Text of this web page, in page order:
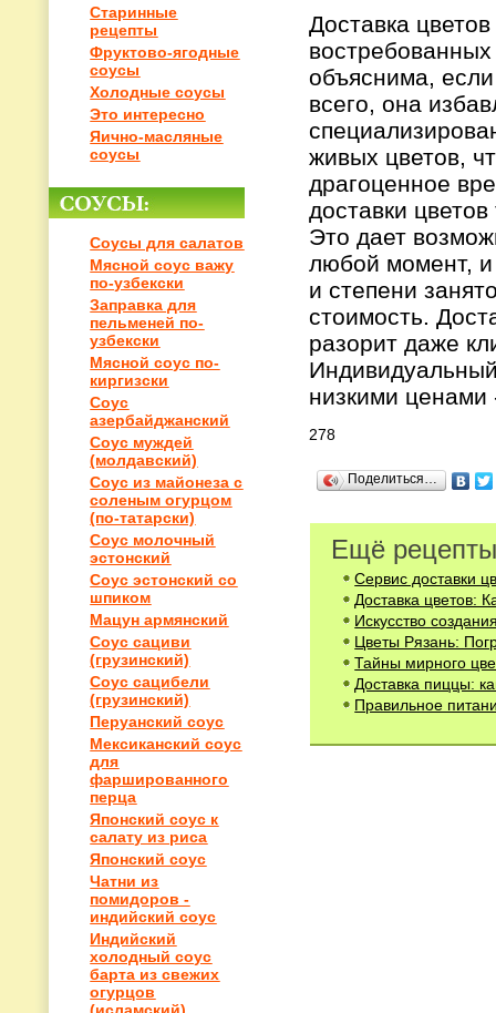
Старинные
рецепты
Фруктово-ягодные
соусы
Холодные соусы
Это интересно
Яично-масляные
соусы
Соусы для салатов
Мясной соус важу
по-узбекски
Заправка для
пельменей по-
узбекски
Мясной соус по-
киргизски
Соус
азербайджанский
Соус муждей
(молдавский)
Соус из майонеза с
соленым огурцом
(по-татарски)
Соус молочный
эстонский
Соус эстонский со
шпиком
Мацун армянский
Соус сациви
(грузинский)
Соус сацибели
(грузинский)
Перуанский соус
Мексиканский соус
для
фаршированного
перца
Японский соус к
салату из риса
Японский соус
Чатни из
помидоров -
индийский соус
Индийский
холодный соус
барта из свежих
огурцов
Доставка
востребованных
объяснима,
всего, она
живых цветов,
драгоценное
доставки
Это дает
любой момент,
и степени
стоимость.
разорит даже
низкими
278
Поделиться…
Ещё
Сервис доставки
Доставка цветов:
Искусство
Цветы Рязань:
Тайны мирного
Доставка пиццы:
Правильное